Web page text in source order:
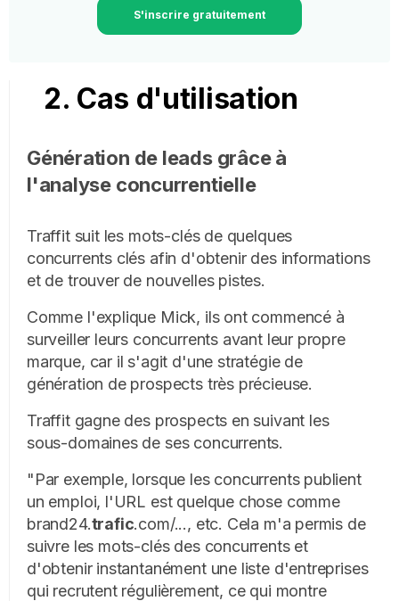
S'inscrire gratuitement
2. Cas d'utilisation
Génération de leads grâce à
l'analyse concurrentielle
Traffit suit les mots-clés de quelques
concurrents clés afin d'obtenir des informations
et de trouver de nouvelles pistes.
Comme l'explique Mick, ils ont commencé à
surveiller leurs concurrents avant leur propre
marque, car il s'agit d'une stratégie de
génération de prospects très précieuse.
Traffit gagne des prospects en suivant les
sous-domaines de ses concurrents.
"Par exemple, lorsque les concurrents publient
un emploi, l'URL est quelque chose comme
brand24.trafic.com/..., etc. Cela m'a permis de
suivre les mots-clés des concurrents et
d'obtenir instantanément une liste d'entreprises
qui recrutent régulièrement, ce qui montre